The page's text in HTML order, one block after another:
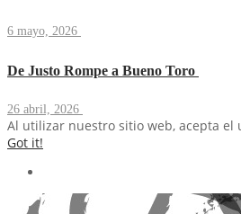
6 mayo, 2026
De Justo Rompe a Bueno Toro
26 abril, 2026
Al utilizar nuestro sitio web, acepta el
Got it!